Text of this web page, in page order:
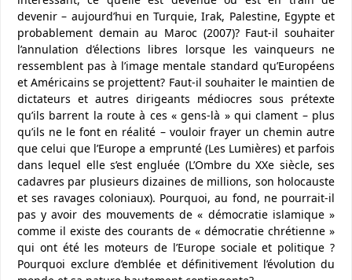
devenir – aujourd’hui en Turquie, Irak, Palestine, Egypte et
probablement demain au Maroc (2007)? Faut-il souhaiter
l’annulation d’élections libres lorsque les vainqueurs ne
ressemblent pas à l’image mentale standard qu’Européens
et Américains se projettent? Faut-il souhaiter le maintien de
dictateurs et autres dirigeants médiocres sous prétexte
qu’ils barrent la route à ces « gens-là » qui clament – plus
qu’ils ne le font en réalité – vouloir frayer un chemin autre
que celui que l’Europe a emprunté (Les Lumières) et parfois
dans lequel elle s’est engluée (L’Ombre du XXe siècle, ses
cadavres par plusieurs dizaines de millions, son holocauste
et ses ravages coloniaux). Pourquoi, au fond, ne pourrait-il
pas y avoir des mouvements de « démocratie islamique »
comme il existe des courants de « démocratie chrétienne »
qui ont été les moteurs de l’Europe sociale et politique ?
Pourquoi exclure d’emblée et définitivement l’évolution du